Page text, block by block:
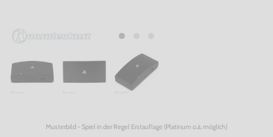
Musterbild - Spiel in der Regel Erstauflage (Platinum o.ä. möglich)